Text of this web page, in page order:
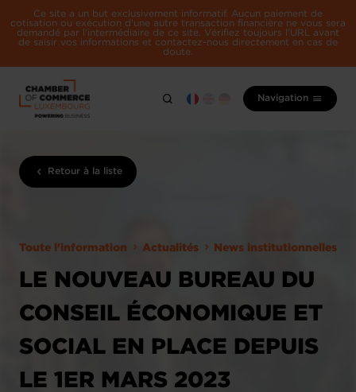
Ce site a un but exclusivement informatif. Aucun paiement de
cotisation ou exécution d'une autre transaction financière ne vous sera
demandé par l'intermédiaire de ce site. Vérifiez toujours l'URL avant
de saisir vos informations et contactez-nous directement en cas de
doute.
Navigation
Retour à la liste
Toute l'information Actualités News institutionnelles
LE NOUVEAU BUREAU DU
CONSEIL ÉCONOMIQUE ET
SOCIAL EN PLACE DEPUIS
LE 1ER MARS 2023